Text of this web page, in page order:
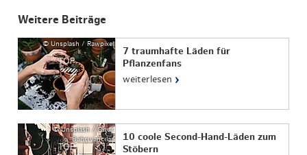
Weitere Beiträge
© Unsplash / Rawpixel
TOP
7 traumhafte Läden für
Pflanzenfans
weiterlesen ›
© Unsplash / Onur
Bahçıvancılar
TOP
10 coole Second-Hand-Läden zum
Stöbern